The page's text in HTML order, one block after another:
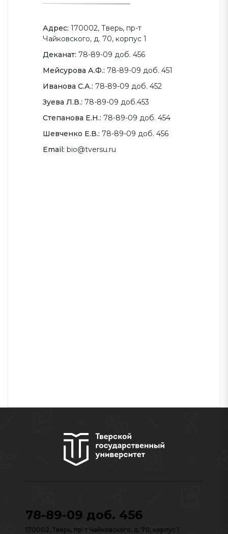
Адрес: 170002, Тверь, пр-т
Чайковского, д. 70, корпус 1
Деканат: 78-89-09 доб. 456
Мейсурова А.Ф.: 78-89-09 доб. 451
Иванова С.А.: 78-89-09 доб. 452
Зуева Л.В.: 78-89-09 доб.453
Степанова Е.Н.: 78-89-09 доб. 454
Шевченко Е.В.: 78-89-09 доб. 456
Email: bio@tversu.ru
78-89-09 доб. 456
170002, Тверь, пр-т Чайковского, д. 70, корпус 1